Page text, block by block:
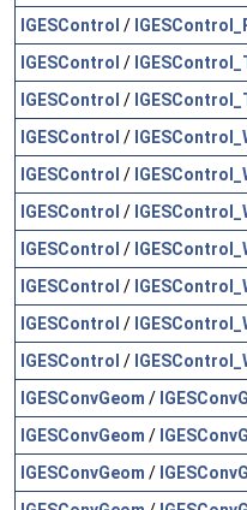
IGESControl /
IGESControl /
IGESControl /
IGESControl /
IGESControl /
IGESControl /
IGESControl /
IGESControl /
IGESControl /
IGESControl /
IGESConvGeom /
IGESConvGeom /
IGESConvGeom /